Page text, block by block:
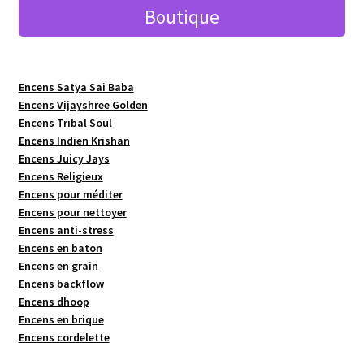
Boutique
Encens Satya Sai Baba
Encens Vijayshree Golden
Encens Tribal Soul
Encens Indien Krishan
Encens Juicy Jays
Encens Religieux
Encens pour méditer
Encens pour nettoyer
Encens anti-stress
Encens en baton
Encens en grain
Encens backflow
Encens dhoop
Encens en brique
Encens cordelette